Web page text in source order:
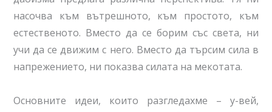
насочва към вътрешното, към простото, към
естественото. Вместо да се борим със света, ни
учи да се движим с него. Вместо да търсим сила в
напрежението, ни показва силата на мекотата.
Основните идеи, които разгледахме – у-вей,